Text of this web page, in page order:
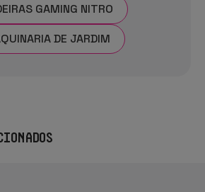
GAMING NITRO
DE JARDIM